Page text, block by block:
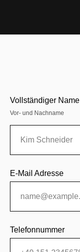
Vollständiger Name
Vor- und Nachname
E-Mail Adresse
Telefonnummer